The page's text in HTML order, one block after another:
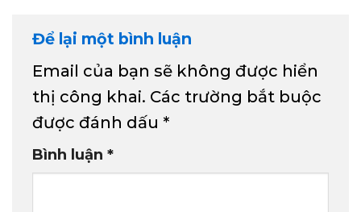
Để lại một bình luận
Email của bạn sẽ không được hiển
thị công khai. Các trường bắt buộc
được đánh dấu *
Bình luận *